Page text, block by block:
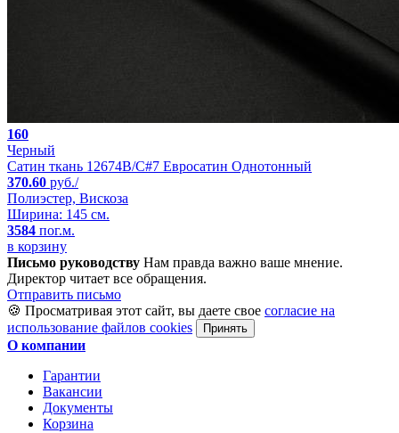
160
Черный
Сатин ткань 12674B/C#7 Евросатин Однотонный
370.60 руб./
Полиэстер, Вискоза
Ширина: 145 см.
3584 пог.м.
в корзину
Письмо руководству Нам правда важно ваше мнение.
Директор читает все обращения.
Отправить письмо
🍪 Просматривая этот сайт, вы даете свое согласие на
использование файлов cookies
Принять
О компании
Гарантии
Вакансии
Документы
Корзина